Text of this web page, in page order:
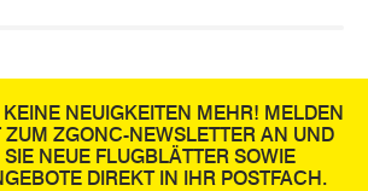
NEUIGKEITEN MEHR! MELDEN
ZUM ZGONC-NEWSLETTER AN UND
NEUE FLUGBLÄTTER SOWIE
DIREKT IN IHR POSTFACH.